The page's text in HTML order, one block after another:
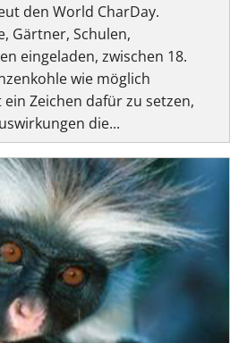
den World CharDay.
Gärtner, Schulen,
eingeladen, zwischen 18.
wie möglich
Zeichen dafür zu setzen,
die...